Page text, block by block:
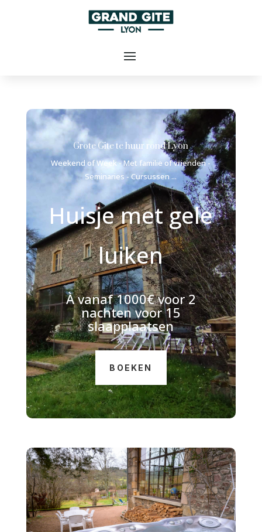
Grote Gîte te huur rond Lyon
Weekend of Week - Met familie of vrienden -
Seminaries - Cursussen ...
Huisje met gele
luiken
Àvanaf 1000€ voor 2
nachten voor 15
slaapplaatsen
BOEKEN